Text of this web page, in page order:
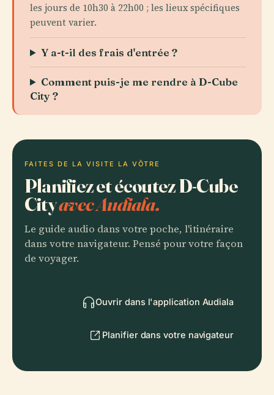
les jours de 10h30 à 22h00 ; les lieux spécifiques
peuvent varier.
Y a-t-il des frais d'entrée ?
Comment puis-je me rendre à D-Cube
City ?
FAITES DE LA VISITE LA VÔTRE
Planifiez et écoutez D-Cube
Cityavec Audiala.
Le guide audio dans votre poche, l'itinéraire
dans votre navigateur. Pensé pour votre façon
de voyager.
Ouvrir dans l'application Audiala
Planifier dans votre navigateur